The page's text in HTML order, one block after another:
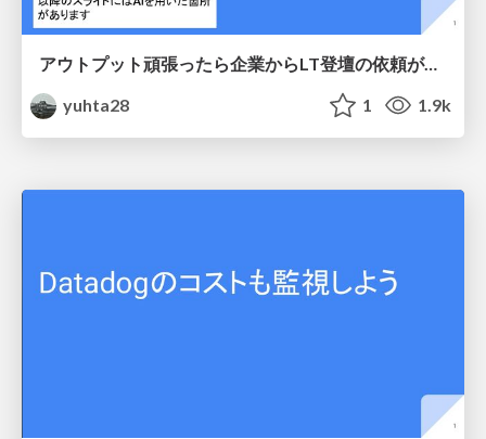
アウトプット頑張ったら企業からLT登壇の依頼がきた話
yuhta28
1 1.9k